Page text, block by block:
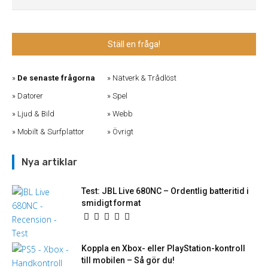
Ställ en fråga!
De senaste frågorna
Datorer
Ljud & Bild
Mobilt & Surfplattor
Nätverk & Trådlöst
Spel
Webb
Övrigt
Nya artiklar
Test: JBL Live 680NC – Ordentlig batteritid i
smidigt format
Koppla en Xbox- eller PlayStation-kontroll
till mobilen – Så gör du!